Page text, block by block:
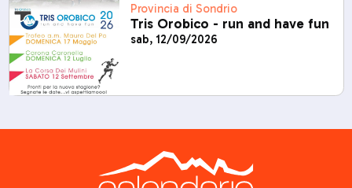
Provincia di Sondrio
Tris Orobico - run and have fun
sab, 12/09/2026